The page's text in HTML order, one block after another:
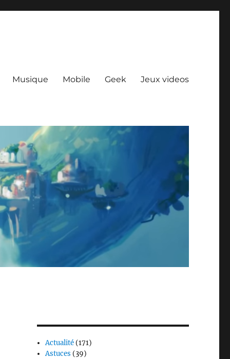
Musique Mobile Geek Jeux videos
Actualité (171)
Astuces (39)